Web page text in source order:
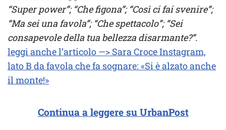
“Super power”; “Che figona”; “Così ci fai svenire”;
“Ma sei una favola”; “Che spettacolo”; “Sei
consapevole della tua bellezza disarmante?”.
leggi anche l’articolo —> Sara Croce Instagram,
lato B da favola che fa sognare: «Si è alzato anche
il monte!»
Continua a leggere su UrbanPost